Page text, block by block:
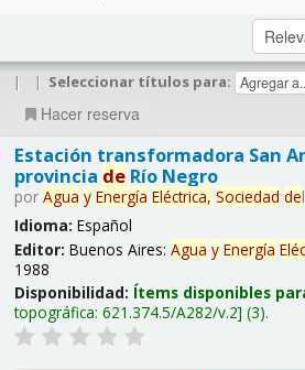
| | Seleccionar títulos para:
Hacer reserva
Estación transformadora San
provincia deRío Negro
por Agua y Energía Eléctrica, Sociedad del
Idioma: Español
Editor: Buenos Aires: Agua y Energía
1988
Disponibilidad: Ítems disponibles
topográfica: 621.374.5/A282/v.2 (3).